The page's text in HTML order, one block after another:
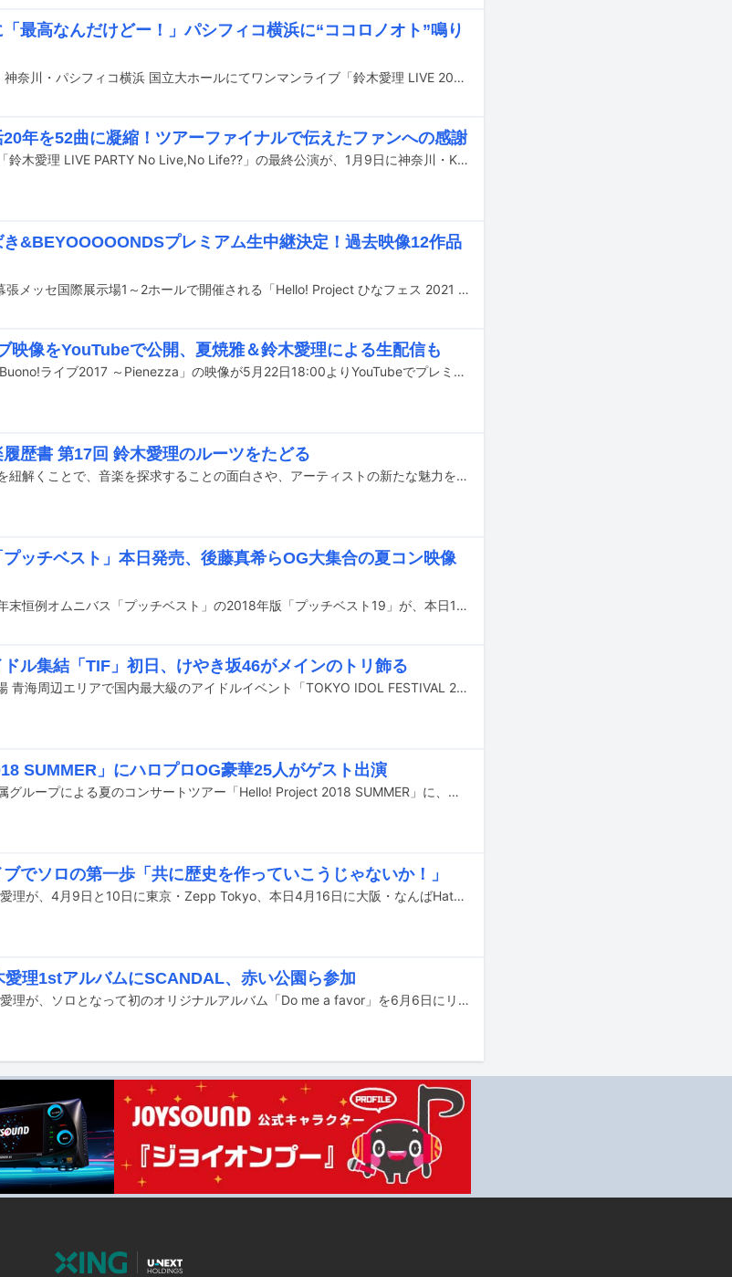
最高なんだけどー！」パシフィコ横浜に“ココロノオト”鳴り
鈴木愛理が昨日6月11日、神奈川・パシフィコ横浜 国立大ホールにてワンマンライブ「鈴木愛理 LIVE 2023～ココロノオトヲ～」を開催した。鈴木のライブはこの公演をもって観客の発声が可能となり、℃-ute、Buono!時代の楽曲から初披露の新曲まで合計25曲が大歓声の中で歌われた。
年を52曲に凝縮！ツアーファイナルで伝えたファンへの感謝
鈴木愛理のライブツアー「鈴木愛理 LIVE PARTY No Live,No Life??」の最終公演が、1月9日に神奈川・KT Zepp Yokohamaで行われた。
き&BEYOOOOONDSプレミアム生中継決定！過去映像12作品
3月27日（土）に千葉・幕張メッセ国際展示場1～2ホールで開催される「Hello! Project ひなフェス 2021 つばきファクトリー&BEYOOOOONDS プレミアム」の模様が、テレ朝チャンネル2で生中継およびスカパー！オンデマンドで同時配信される。
映像をYouTubeで公開、夏焼雅＆鈴木愛理による生配信も
Buono!のラストライブ「Buono!ライブ2017 ～Pienezza」の映像が5月22日18:00よりYouTubeでプレミア公開される。
歴書 第17回 鈴木愛理のルーツをたどる
アーティストの音楽遍歴を紐解くことで、音楽を探求することの面白さや、アーティストの新たな魅力を浮き彫りにするこの企画。今回は9歳にしてアイドルとしてのキャリアをスタートさせ、23歳でソロアーティストとしての道を歩み始めた鈴木愛理に話を聞いた。
ッチベスト」本日発売、後藤真希らOG大集合の夏コン映像
ハロー！プロジェクトの年末恒例オムニバス「プッチベスト」の2018年版「プッチベスト19」が、本日12月12日にCDとBlu-rayでリリースされた。
ル集結「TIF」初日、けやき坂46がメインのトリ飾る
8月3～5日に東京・お台場 青海周辺エリアで国内最大級のアイドルイベント「TOKYO IDOL FESTIVAL 2018」が開催された。ここではその初日の模様をレポートする。
SUMMER」にハロプロOG豪華25人がゲスト出演
ハロー！プロジェクト所属グループによる夏のコンサートツアー「Hello! Project 2018 SUMMER」に、ハロプロOGがゲスト出演することが発表された。
でソロの第一歩「共に歴史を作っていこうじゃないか！」
元℃-ute、Buono!の鈴木愛理が、4月9日と10日に東京・Zepp Tokyo、本日4月16日に大阪・なんばHatchでワンマンライブ「鈴木愛理 1st LIVE ～Do me a favor @ Zepp Tokyo / なんばHatch～」を行った。ここでは4月10日のZepp Tokyo公演の模様をレポートする。
愛理1stアルバムにSCANDAL、赤い公園ら参加
元℃-ute、Buono!の鈴木愛理が、ソロとなって初のオリジナルアルバム「Do me a favor」を6月6日にリリースする。